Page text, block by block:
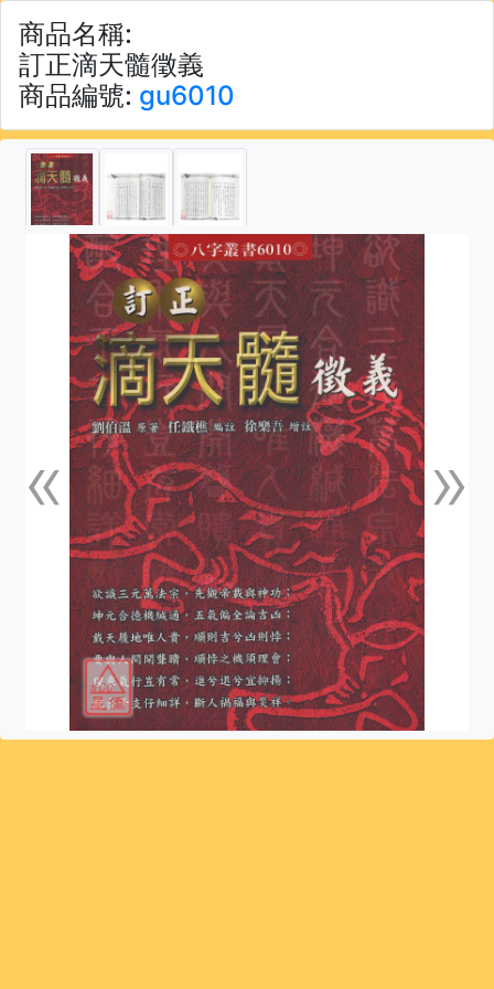
商品名稱:
訂正滴天髓徵義
商品編號: gu6010
«上一張 »下一